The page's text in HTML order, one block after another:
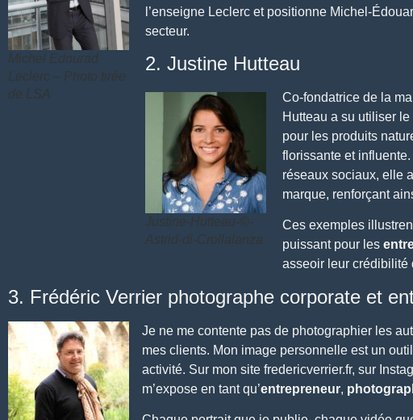
Michel Edourad
Leclerc – Photo tirée
de LSA
l’enseigne Leclerc et positionne Michel-
secteur.
2. Justine Hutteau
Justine-Hutteau-©-
Astrid-di-Crollalanza
Co-fondatrice de la
Hutteau a su utiliser le
pour les produits
florissante et influente
réseaux sociaux, elle
marque, renforçant
Ces exemples
puissant pour les
asseoir leur crédibilité
3. Frédéric Verrier photographe corporate et
Je ne me contente pas de photographier les
mes clients. Mon image personnelle est un
activité. Sur mon site fredericverrier.fr, sur
m’expose en tant qu’entrepreneur,